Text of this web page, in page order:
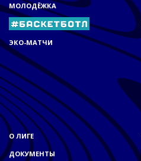
МОЛОДЁЖКА
ЭКО-МАТЧИ
О ЛИГЕ
ДОКУМЕНТЫ